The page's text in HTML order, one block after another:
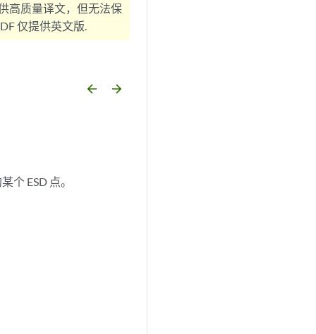
高质量译文，但无法保
仅提供英文版.
arrow_backward arrow_forward
个 ESD 点。